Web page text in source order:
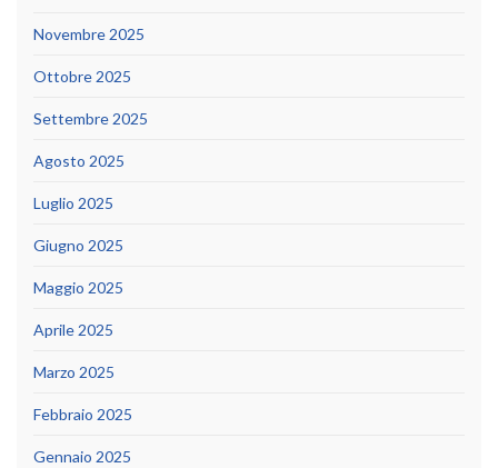
Novembre 2025
Ottobre 2025
Settembre 2025
Agosto 2025
Luglio 2025
Giugno 2025
Maggio 2025
Aprile 2025
Marzo 2025
Febbraio 2025
Gennaio 2025